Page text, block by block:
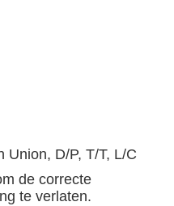
Union, D/P, T/T, L/C
de correcte
te verlaten.